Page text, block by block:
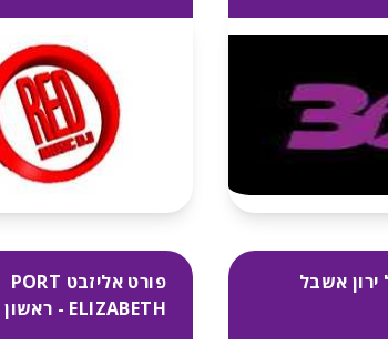
אשבל
פורט אליזבט PORT
ELIZABETH - ראשון לציון